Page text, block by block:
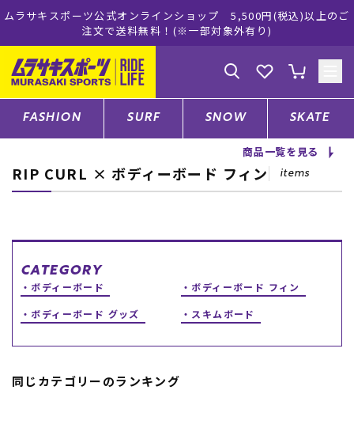
ムラサキスポーツ公式オンラインショップ 5,500円(税込)以上のご
注文で送料無料！(※一部対象外有り)
ゲスト様
ログイン 会員登録
店舗一覧
CATEGORY
ファッションTOP
スノーTOP
FASHION SURF SNOW SKATE
商品一覧を見る
RIP CURL × ボディーボード フィン items
CATEGORY
ボディーボード
ボディーボード フィン
ボディーボード グッズ
スキムボード
同じカテゴリーのランキング